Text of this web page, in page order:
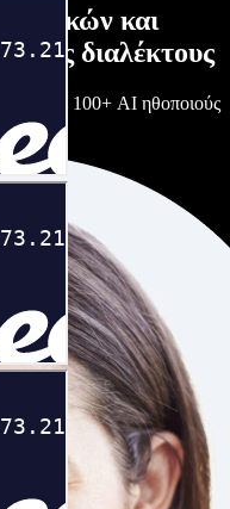
και
διαλέκτους
σε 100+ AI ηθοποιούς
θες.